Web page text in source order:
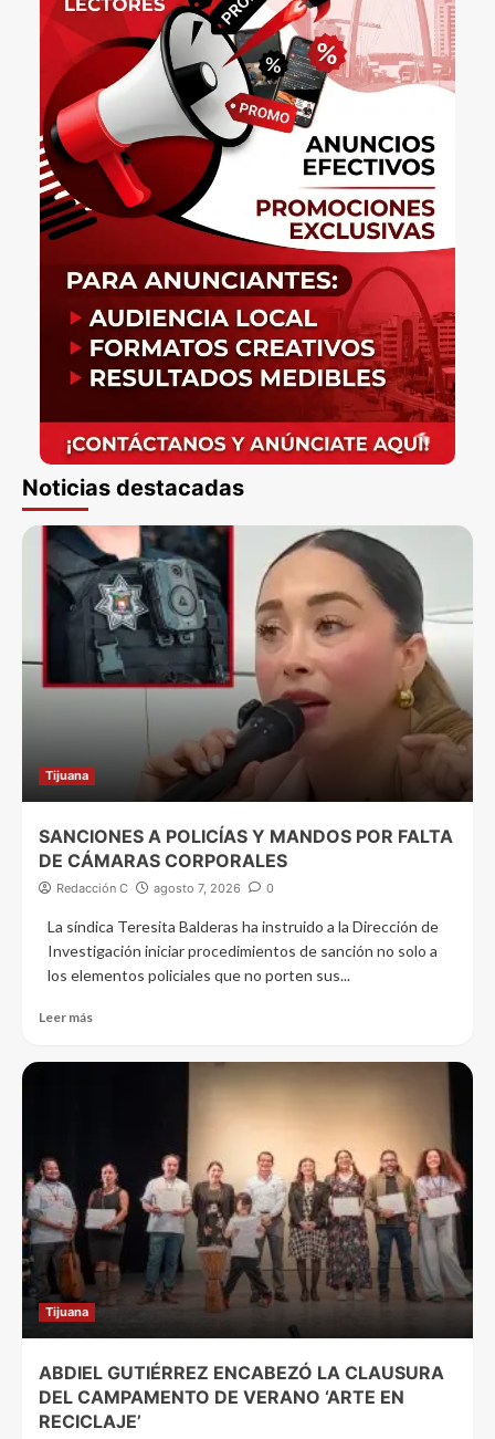
Noticias destacadas
Tijuana
SANCIONES A POLICÍAS Y MANDOS POR FALTA
DE CÁMARAS CORPORALES
Redacción C agosto 7, 2026 0
La síndica Teresita Balderas ha instruido a la Dirección de
Investigación iniciar procedimientos de sanción no solo a
los elementos policiales que no porten sus...
Leer más
Tijuana
ABDIEL GUTIÉRREZ ENCABEZÓ LA CLAUSURA
DEL CAMPAMENTO DE VERANO ‘ARTE EN
RECICLAJE’